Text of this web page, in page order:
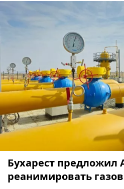
Бухарест предложил
реанимировать